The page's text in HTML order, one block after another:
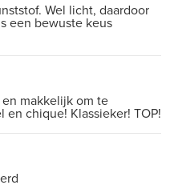
Wel licht, daardoor
een bewuste keus
makkelijk om te
chique! Klassieker! TOP!